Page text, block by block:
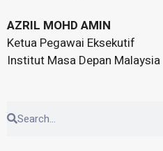
AZRIL MOHD AMIN
Ketua Pegawai Eksekutif
Institut Masa Depan Malaysia